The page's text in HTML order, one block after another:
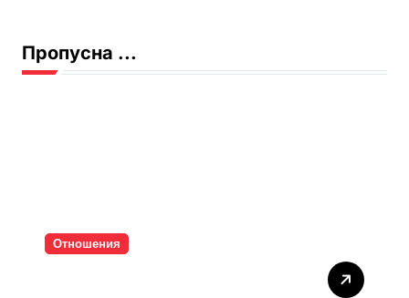
Пропусна ...
Отношения